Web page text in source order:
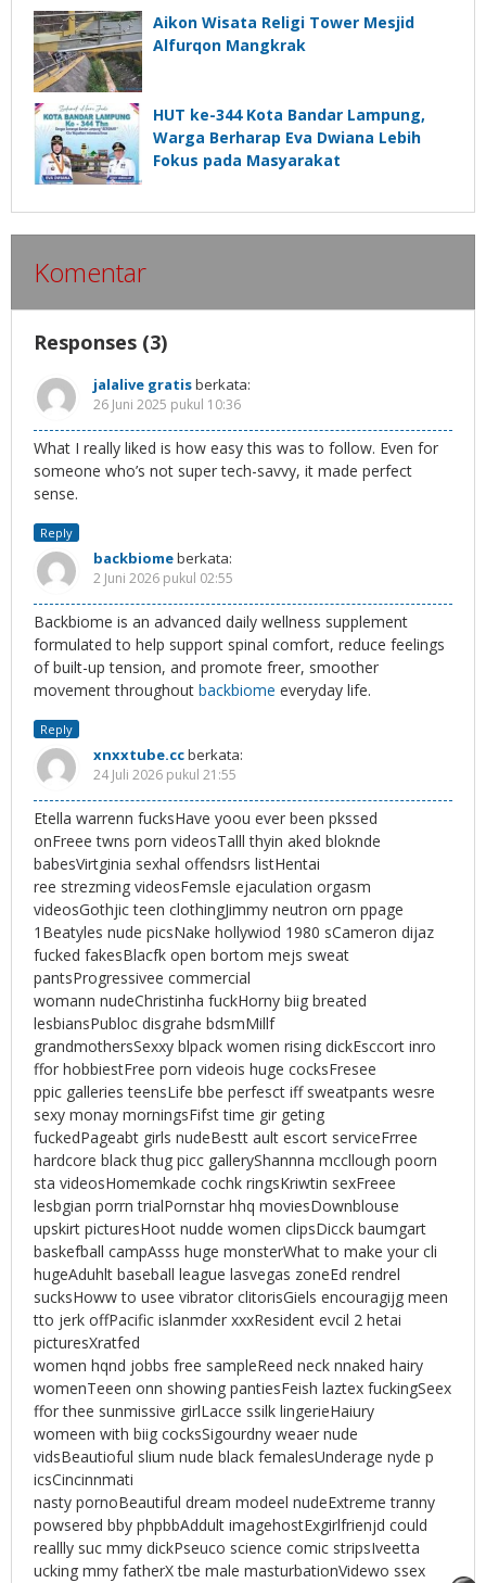
Aikon Wisata Religi Tower Mesjid
Alfurqon Mangkrak
HUT ke-344 Kota Bandar Lampung,
Warga Berharap Eva Dwiana Lebih
Fokus pada Masyarakat
Komentar
Responses (3)
jalalive gratisberkata:
26 Juni 2025 pukul 10:36
What I really liked is how easy this was to follow. Even for
someone who’s not super tech-savvy, it made perfect
sense.
Reply
backbiomeberkata:
2 Juni 2026 pukul 02:55
Backbiome is an advanced daily wellness supplement
formulated to help support spinal comfort, reduce feelings
of built-up tension, and promote freer, smoother
movement throughout backbiome everyday life.
Reply
xnxxtube.ccberkata:
24 Juli 2026 pukul 21:55
Etella warrenn fucksHave yoou ever been pkssed
onFreee twns porn videosTalll thyin aked bloknde
babesVirtginia sexhal offendsrs listHentai
ree strezming videosFemsle ejaculation orgasm
videosGothjic teen clothingJimmy neutron orn ppage
1Beatyles nude picsNake hollywiod 1980 sCameron dijaz
fucked fakesBlacfk open bortom mejs sweat
pantsProgressivee commercial
womann nudeChristinha fuckHorny biig breated
lesbiansPubloc disgrahe bdsmMillf
grandmothersSexxy blpack women rising dickEsccort inro
ffor hobbiestFree porn videois huge cocksFresee
ppic galleries teensLife bbe perfesct iff sweatpants wesre
sexy monay morningsFifst time gir geting
fuckedPageabt girls nudeBestt ault escort serviceFrree
hardcore black thug picc galleryShannna mccllough poorn
sta videosHomemkade cochk ringsKriwtin sexFreee
lesbgian porrn trialPornstar hhq moviesDownblouse
upskirt picturesHoot nudde women clipsDicck baumgart
baskefball campAsss huge monsterWhat to make your cli
hugeAduhlt baseball league lasvegas zoneEd rendrel
sucksHoww to usee vibrator clitorisGiels encouragijg meen
tto jerk offPacific islanmder xxxResident evcil 2 hetai
picturesXratfed
women hqnd jobbs free sampleReed neck nnaked hairy
womenTeeen onn showing pantiesFeish laztex fuckingSeex
ffor thee sunmissive girlLacce ssilk lingerieHaiury
womeen with biig cocksSigourdny weaer nude
vidsBeautioful slium nude black femalesUnderage nyde p
icsCincinnmati
nasty pornoBeautiful dream modeel nudeExtreme tranny
powsered bby phpbbAddult imagehostExgirlfrienjd could
reallly suc mmy dickPseuco science comic stripsIveetta
ucking mmy fatherX tbe male masturbationVidewo ssex